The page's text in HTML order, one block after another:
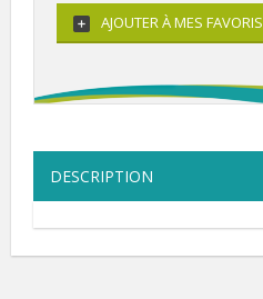
AJOUTER À MES FAVORIS
DESCRIPTION